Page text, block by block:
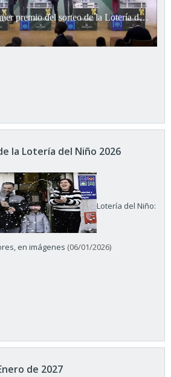
la Lotería del Niño 2026
Lotería del Niño:
en imágenes (06/01/2026)
de 2027